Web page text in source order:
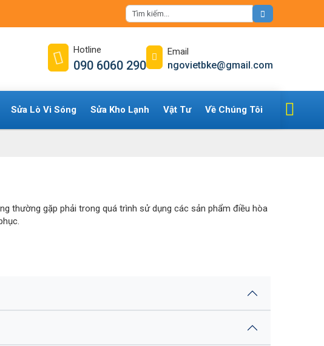
Hotline
090 6060 290
Email
ngovietbke@gmail.com
Sửa Lò Vi Sóng Sửa Kho Lạnh Vật Tư Về Chúng Tôi
thường gặp phải trong quá trình sử dụng các sản phẩm điều hòa